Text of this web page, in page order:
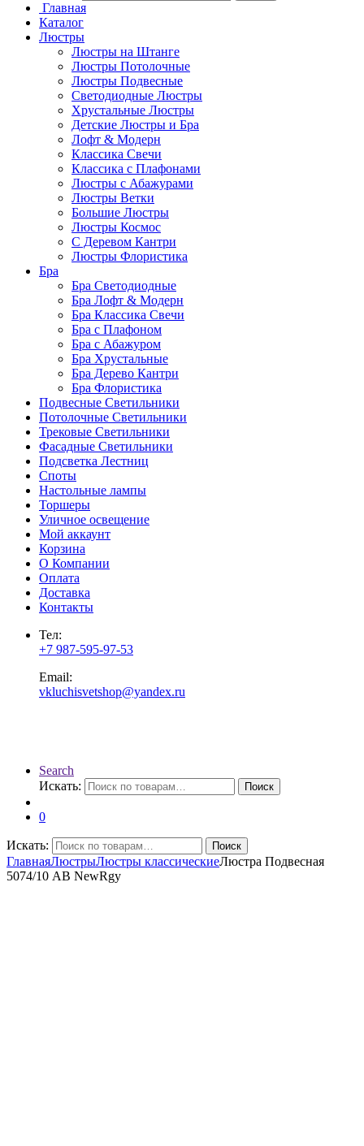
Главная
Каталог
Люстры
Люстры на Штанге
Люстры Потолочные
Люстры Подвесные
Светодиодные Люстры
Хрустальные Люстры
Детские Люстры и Бра
Лофт & Модерн
Классика Свечи
Классика с Плафонами
Люстры с Абажурами
Люстры Ветки
Большие Люстры
Люстры Космос
С Деревом Кантри
Люстры Флористика
Бра
Бра Светодиодные
Бра Лофт & Модерн
Бра Классика Свечи
Бра с Плафоном
Бра с Абажуром
Бра Хрустальные
Бра Дерево Кантри
Бра Флористика
Подвесные Светильники
Потолочные Светильники
Трековые Светильники
Фасадные Светильники
Подсветка Лестниц
Споты
Настольные лампы
Торшеры
Уличное освещение
Мой аккаунт
Корзина
О Компании
Оплата
Доставка
Контакты
Тел:
+7 987-595-97-53
Email:
vkluchisvetshop@yandex.ru
Search
Искать:
Поиск
0
Искать: Поиск
ГлавнаяЛюстрыЛюстры классическиеЛюстра Подвесная
5074/10 AB NewRgy